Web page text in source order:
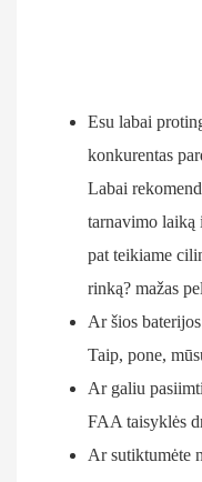
Esu labai
konkurentas
Labai
tarnavimo laiką
pat teikiame
rinką? mažas
Ar šios
Taip, pone,
Ar galiu
FAA taisyklės
Ar sutiktumėte